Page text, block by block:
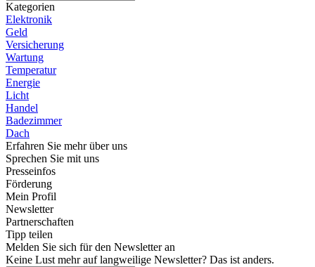
Kategorien
Elektronik
Geld
Versicherung
Wartung
Temperatur
Energie
Licht
Handel
Badezimmer
Dach
Erfahren Sie mehr über uns
Sprechen Sie mit uns
Presseinfos
Förderung
Mein Profil
Newsletter
Partnerschaften
Tipp teilen
Melden Sie sich für den Newsletter an
Keine Lust mehr auf langweilige Newsletter? Das ist anders.